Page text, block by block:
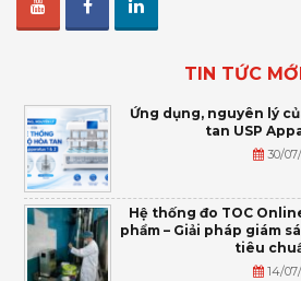
TIN TỨC
Ứng dụng, nguyên lý
tan USP
30/
Hệ thống đo TOC
phẩm – Giải pháp giám
tiêu
14/